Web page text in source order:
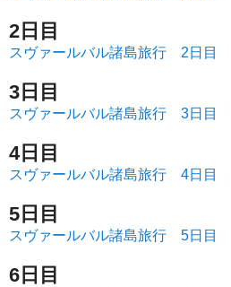
2日目
スヴァールバル諸島旅行 2日目
3日目
スヴァールバル諸島旅行 3日目
4日目
スヴァールバル諸島旅行 4日目
5日目
スヴァールバル諸島旅行 5日目
6日目